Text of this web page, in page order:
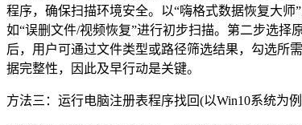
程序，确保扫描环境安全。以“嗨格式数据恢复大
如“误删文件/视频恢复”进行初步扫描。第二步选
后，用户可通过文件类型或路径筛选结果，勾选所
据完整性，因此及早行动是关键。
方法三：运行电脑注册表程序找回(以Win10系统为